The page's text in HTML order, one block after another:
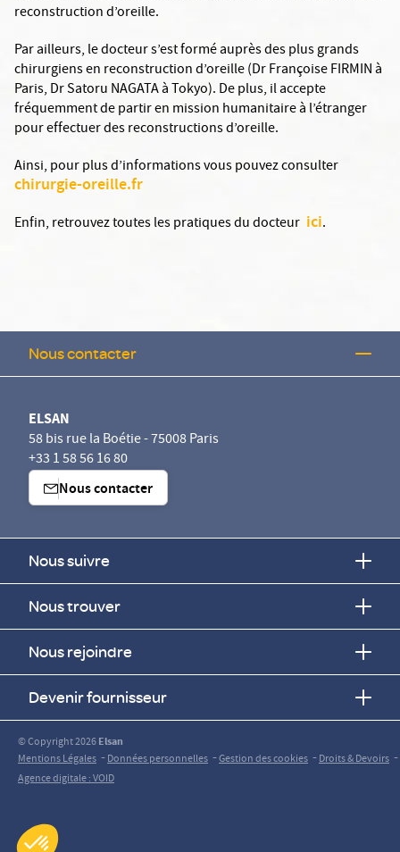
reconstruction d’oreille.
Par ailleurs, le docteur s’est formé auprès des plus grands
chirurgiens en reconstruction d’oreille (Dr Françoise FIRMIN à
Paris, Dr Satoru NAGATA à Tokyo). De plus, il accepte
fréquemment de partir en mission humanitaire à l’étranger
pour effectuer des reconstructions d’oreille.
Ainsi, pour plus d’informations vous pouvez consulter
chirurgie-oreille.fr
Enfin, retrouvez toutes les pratiques du docteur ici.
Nous contacter
ELSAN
58 bis rue la Boétie - 75008 Paris
+33 1 58 56 16 80
Nous contacter
Nous suivre
Nous trouver
Nous rejoindre
Devenir fournisseur
© Copyright 2026Elsan
Mentions Légales -Données personnelles -Gestion des cookies -Droits & Devoirs -
Agence digitale : VOID